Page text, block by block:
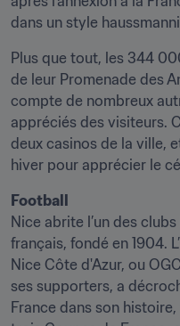
dans un style
Plus que tout, les 344
de leur Promenade des
compte de nombreux
appréciés des visiteurs.
deux casinos de la ville,
hiver pour apprécier le
Football
Nice abrite l’un des
français, fondé en 1904.
Nice Côte d'Azur, ou
ses supporters, a
France dans son